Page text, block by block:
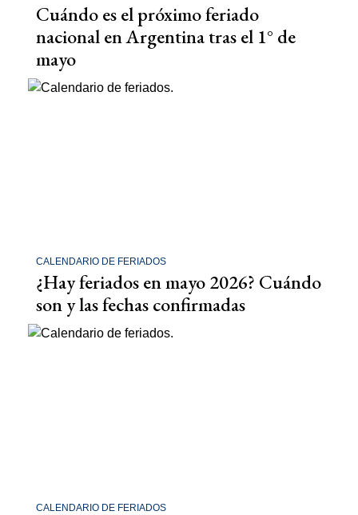
Cuándo es el próximo feriado
nacional en Argentina tras el 1° de
mayo
CALENDARIO DE FERIADOS
¿Hay feriados en mayo 2026? Cuándo
son y las fechas confirmadas
CALENDARIO DE FERIADOS